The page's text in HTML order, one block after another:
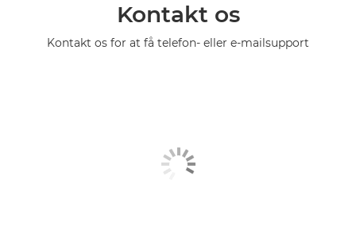
Kontakt os
Kontakt os for at få telefon- eller e-mailsupport